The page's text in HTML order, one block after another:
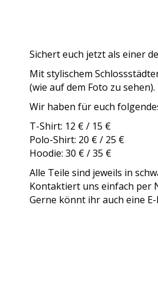
Sichert euch jetzt als einer
Mit stylischem
(wie auf dem Foto zu sehen).
Wir haben für euch
T-Shirt: 12 € / 15 €
Polo-Shirt: 20 € / 25 €
Hoodie: 30 € / 35 €
Alle Teile sind jeweils in
Kontaktiert uns einfach per
Gerne könnt ihr auch eine